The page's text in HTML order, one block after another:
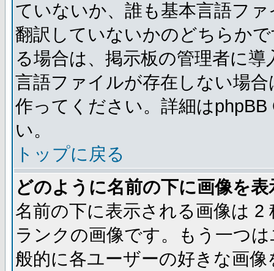
ていないか、誰も基本言語フ
翻訳していないかのどちらか
る場合は、掲示板の管理者に
言語ファイルが存在しない場
作ってください。詳細は
い。
トップに戻る
どのように名前の下に画像を
名前の下に表示される画像は
ランクの画像です。もう一つ
般的に各ユーザーの好きな画